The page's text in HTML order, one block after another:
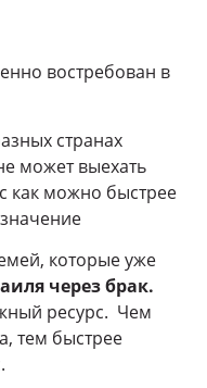
востребован в
странах
может выехать
как можно быстрее
которые уже
через брак.
ресурс. Чем
тем быстрее